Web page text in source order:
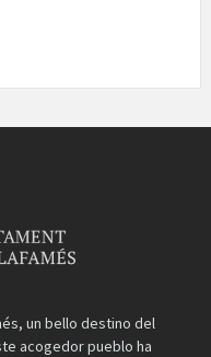
un bello destino del
acogedor pueblo ha